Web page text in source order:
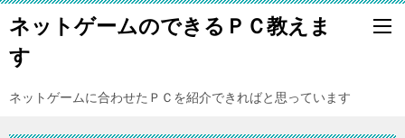
ネットゲームのできるＰＣ教えま
す
ネットゲームに合わせたＰＣを紹介できればと思っています